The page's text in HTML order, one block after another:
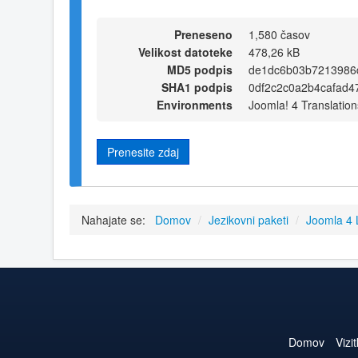
Preneseno
1,580 časov
Velikost datoteke
478,26 kB
MD5 podpis
SHA1 podpis
Environments
Joomla! 4
Prenesite zdaj
Nahajate se: Domov / Jezikovni paketi / Joomla 4
Domov